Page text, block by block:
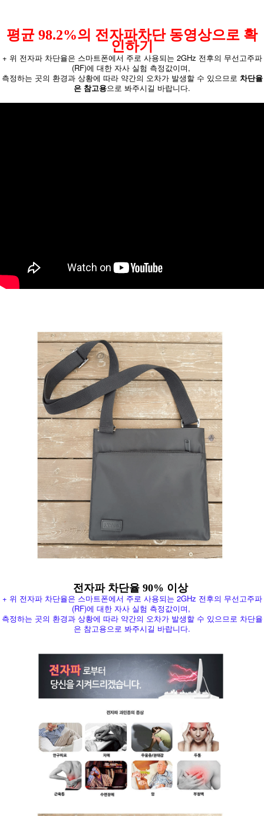
평균 98.2%의 전자파차단 동영상으로 확
인하기
+ 위 전자파 차단율은 스마트폰에서 주로 사용되는 2GHz 전후의 무선고주파
(RF)에 대한 자사 실험 측정값이며,
측정하는 곳의 환경과 상황에 따라 약간의 오차가 발생할 수 있으므로 차단율
은 참고용으로 봐주시길 바랍니다.
전자파 차단율 90% 이상
+ 위 전자파 차단율은 스마트폰에서 주로 사용되는 2GHz 전후의 무선고주파
(RF)에 대한 자사 실험 측정값이며,
측정하는 곳의 환경과 상황에 따라 약간의 오차가 발생할 수 있으므로 차단율
은 참고용으로 봐주시길 바랍니다.